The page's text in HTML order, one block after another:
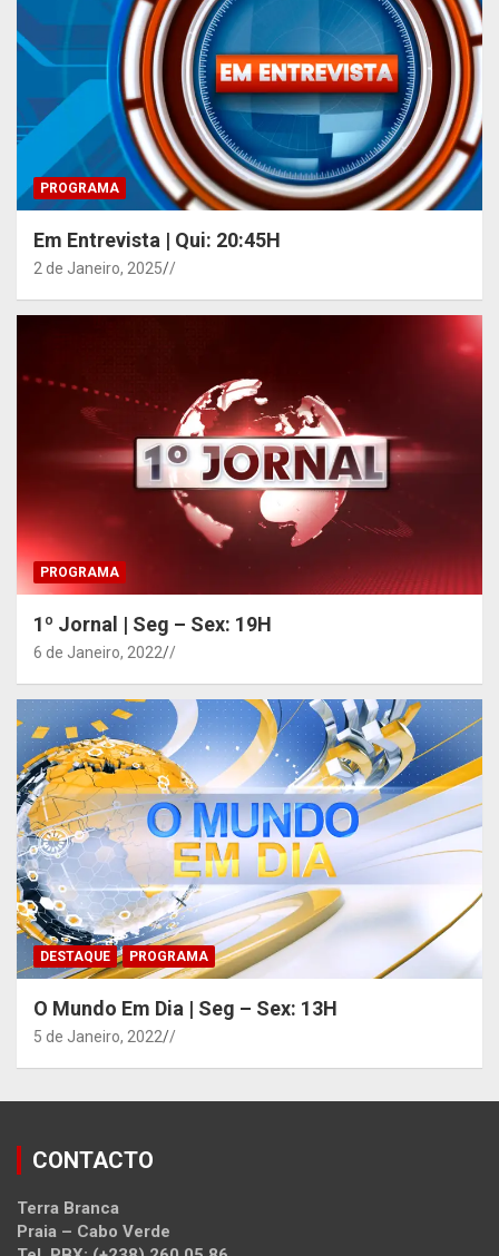
PROGRAMA
Em Entrevista | Qui: 20:45H
2 de Janeiro, 2025 /
PROGRAMA
1º Jornal | Seg – Sex: 19H
6 de Janeiro, 2022 /
DESTAQUE PROGRAMA
O Mundo Em Dia | Seg – Sex: 13H
5 de Janeiro, 2022 /
CONTACTO
Terra Branca
Praia – Cabo Verde